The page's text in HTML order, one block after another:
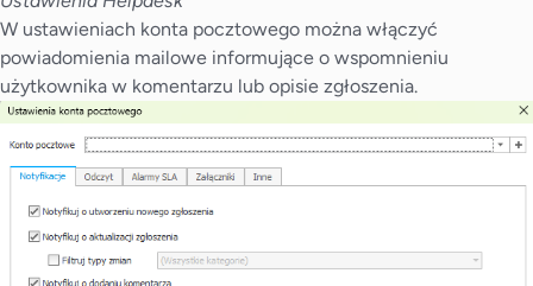
W ustawieniach konta pocztowego można włączyć
powiadomienia mailowe informujące o wspomnieniu
użytkownika w komentarzu lub opisie zgłoszenia.